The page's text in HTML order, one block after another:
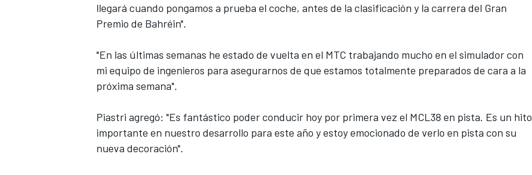
llegará cuando pongamos a prueba el coche, antes de la clasificación y la carrera del Gran
Premio de Bahréin".
"En las últimas semanas he estado de vuelta en el MTC trabajando mucho en el simulador con
mi equipo de ingenieros para asegurarnos de que estamos totalmente preparados de cara a la
próxima semana".
Piastri agregó: "Es fantástico poder conducir hoy por primera vez el MCL38 en pista. Es un hito
importante en nuestro desarrollo para este año y estoy emocionado de verlo en pista con su
nueva decoración".